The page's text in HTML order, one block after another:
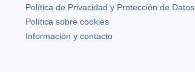
Política de Privacidad y Protección de Datos
Política sobre cookies
Información y contacto